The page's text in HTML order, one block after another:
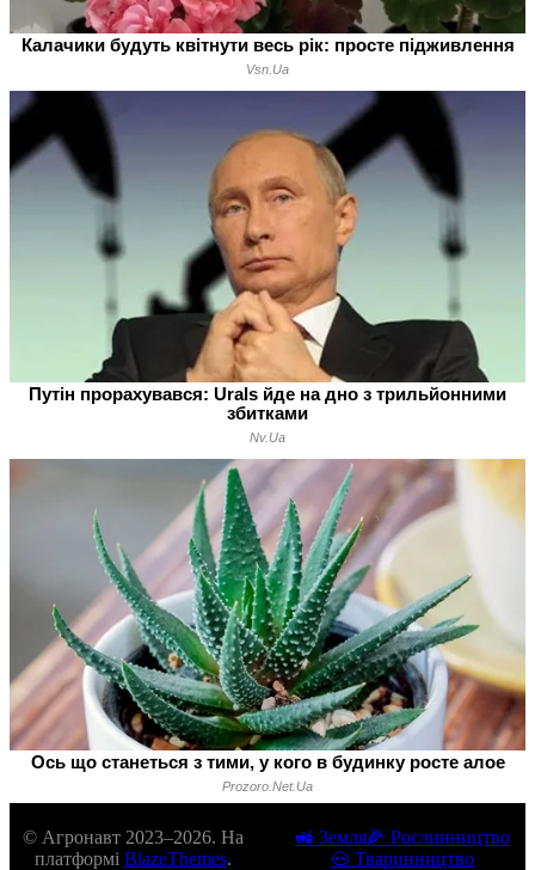
© Агронавт 2023–2026. На
платформі BlazeThemes.
🚜 Земля🌽 Рослинництво
🐽 Тваринництво